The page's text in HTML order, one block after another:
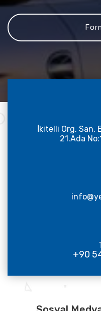
İkitelli Org. San.
21.Ada
+90